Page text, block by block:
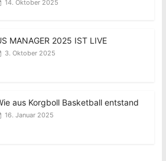
14. Oktober 2025
MANAGER 2025 IST LIVE
3. Oktober 2025
aus Korgboll Basketball entstand
16. Januar 2025